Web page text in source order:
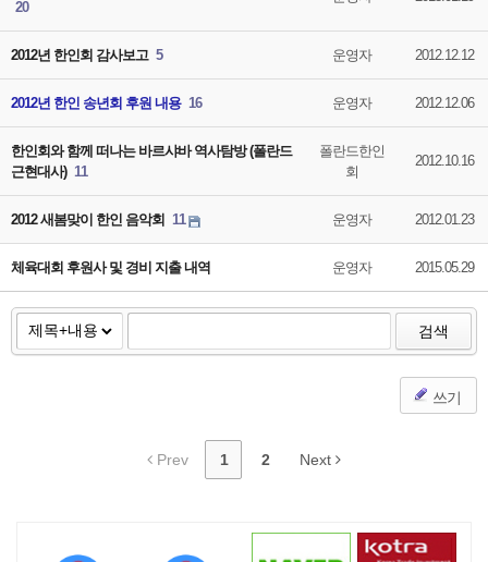
20
2012년 한인회 감사보고 5 운영자 2012.12.12
2012년 한인 송년회 후원 내용 16 운영자 2012.12.06
한인회와 함께 떠나는 바르샤바 역사탐방 (폴란드
근현대사) 11
폴란드한인
회
2012.10.16
2012 새봄맞이 한인 음악회 11 운영자 2012.01.23
체육대회 후원사 및 경비 지출 내역 운영자 2015.05.29
검색
쓰기
Prev 1 2 Next